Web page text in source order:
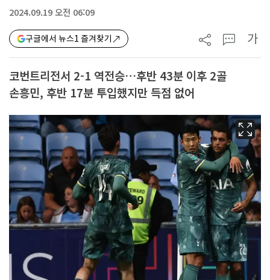
2024.09.19 오전 06:09
구글에서 뉴스1 즐겨찾기 가
코번트리전서 2-1 역전승…후반 43분 이후 2골
손흥민, 후반 17분 투입했지만 득점 없어